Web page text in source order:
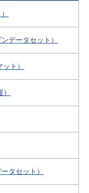
データセット）
ト）
タセット）